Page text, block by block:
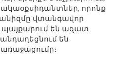
որոնք
վտանգավոր
պայքարում են ազատ
են